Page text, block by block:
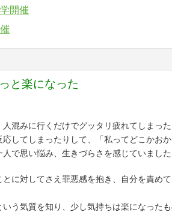
開催
と楽になった
人混みに行くだけでグッタリ疲れてしまっ
応してしまったりして、「私ってどこかお
で思い悩み、生きづらさを感じていました
とに対してさえ罪悪感を抱き、自分を責め
いう気質を知り、少し気持ちは楽になった